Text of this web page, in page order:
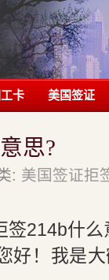
卡 美国签证
思?
: 美国签证拒
签214b什么
好！我是